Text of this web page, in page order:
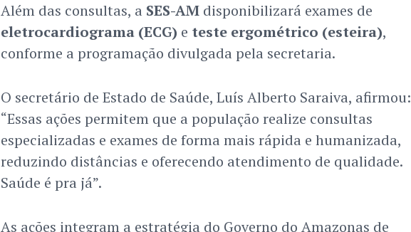
Além das consultas, a SES-AMdisponibilizará exames de
eletrocardiograma (ECG) e teste ergométrico (esteira),
conforme a programação divulgada pela secretaria.
O secretário de Estado de Saúde, Luís Alberto Saraiva, afirmou:
“Essas ações permitem que a população realize consultas
especializadas e exames de forma mais rápida e humanizada,
reduzindo distâncias e oferecendo atendimento de qualidade.
Saúde é pra já”.
As ações integram a estratégia do Governo do Amazonas de